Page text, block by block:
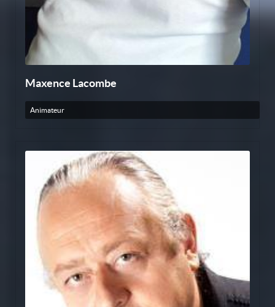
Maxence Lacombe
Animateur